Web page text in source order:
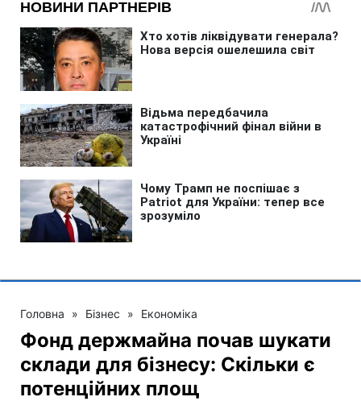
Головна » Бізнес » Економіка
Фонд держмайна почав шукати
склади для бізнесу: Скільки є
потенційних площ